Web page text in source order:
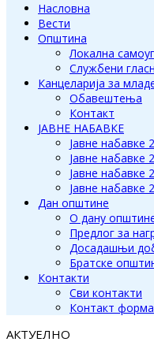
Насловна
Вести
Општина
Локална
Службени
Канцеларија за
Обавештења
Контакт
ЈАВНЕ НАБАВКЕ
Јавне набавке
Јавне набавке
Јавне набавке
Јавне набавке
Дан општине
О дану
Предлог за
Досадашњи
Братске
Контакти
Сви контакти
Контакт форма
АКТУЕЛНО